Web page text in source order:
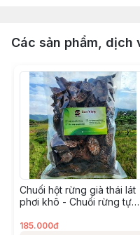
Các sản phẩm, dịch
Chuối hột rừng già thái lát
phơi khô - Chuối rừng tự
185.000đ